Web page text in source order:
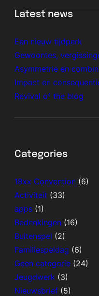
Latest news
Een nieuw tijdperk
Gewoontes,
Asymmetrie en
Impact en
Revival of the blog
Categories
18xx Convention (6)
Activiteit (33)
apps (1)
Bedenkingen (16)
Buitenspel (2)
Familiespeldag (6)
Geen categorie (24)
Jeugdwerk (3)
Nieuwsbrief (5)